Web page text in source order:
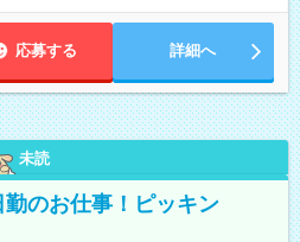
応募する 詳細へ
未読
のお仕事！ピッキン